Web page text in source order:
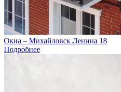
Окна – Михайловск Ленина 18
Подробнее